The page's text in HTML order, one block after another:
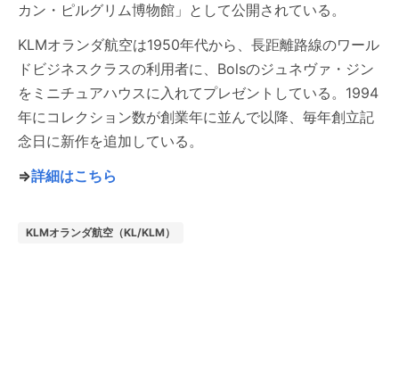
カン・ピルグリム博物館」として公開されている。
KLMオランダ航空は1950年代から、長距離路線のワール
ドビジネスクラスの利用者に、Bolsのジュネヴァ・ジン
をミニチュアハウスに入れてプレゼントしている。1994
年にコレクション数が創業年に並んで以降、毎年創立記
念日に新作を追加している。
⇒詳細はこちら
KLMオランダ航空（KL/KLM）